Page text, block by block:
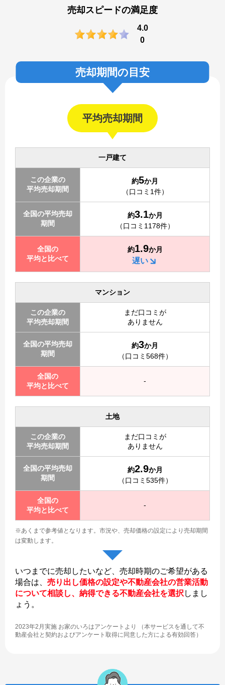
売却スピードの満足度
4.0
0
売却期間の目安
平均売却期間
一戸建て
この企業の
平均売却期間
約5か月
（口コミ1件）
全国の平均売却
期間
約3.1か月
（口コミ1178件）
全国の
平均と比べて
約1.9か月
遅い
マンション
この企業の
平均売却期間
まだ口コミが
ありません
全国の平均売却
期間
約3か月
（口コミ568件）
全国の
平均と比べて
-
土地
この企業の
平均売却期間
まだ口コミが
ありません
全国の平均売却
期間
約2.9か月
（口コミ535件）
全国の
平均と比べて
-
※あくまで参考値となります。 市況や、売却価格の設定により売却期間
は変動します。
いつまでに売却したいなど、売却時期のご希望がある
場合は、 売り出し価格の設定や不動産会社の営業活動
について相談し、納得できる不動産会社を選択 しまし
ょう。
2023年2月実施 お家のいろはアンケートより （本サービスを通して不
動産会社と契約およびアンケート取得に同意した方による有効回答）